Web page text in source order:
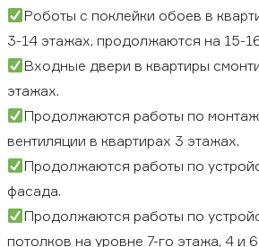
Роботы с поклейки обоев в
3-14 этажах, продолжаются на 15-
Входные двери в квартиры
этажах.
Продолжаются работы по
вентиляции в квартирах 3 этажах.
Продолжаются работы по
фасада.
Продолжаются работы по
потолков на уровне 7-го этажа, 4 и